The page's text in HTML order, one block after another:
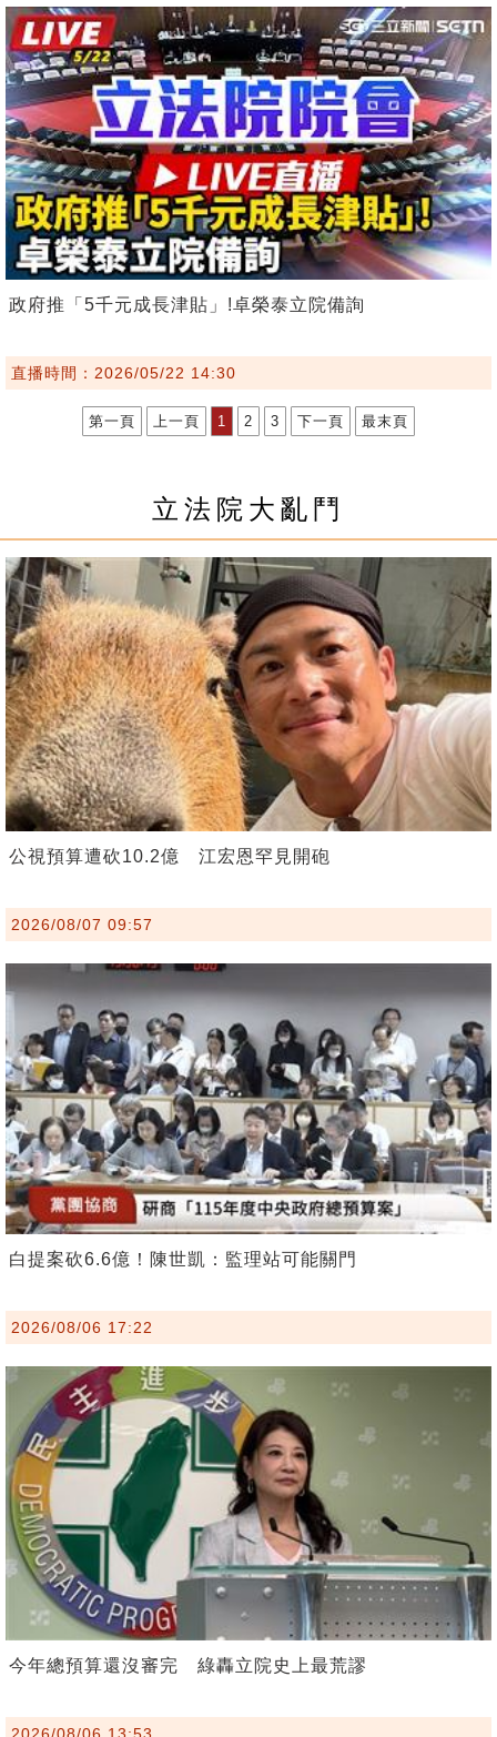
政府推「5千元成長津貼」!卓榮泰立院備詢
直播時間：2026/05/22 14:30
第一頁 上一頁 1 2 3 下一頁 最末頁
立法院大亂鬥
公視預算遭砍10.2億 江宏恩罕見開砲
2026/08/07 09:57
白提案砍6.6億！陳世凱：監理站可能關門
2026/08/06 17:22
今年總預算還沒審完 綠轟立院史上最荒謬